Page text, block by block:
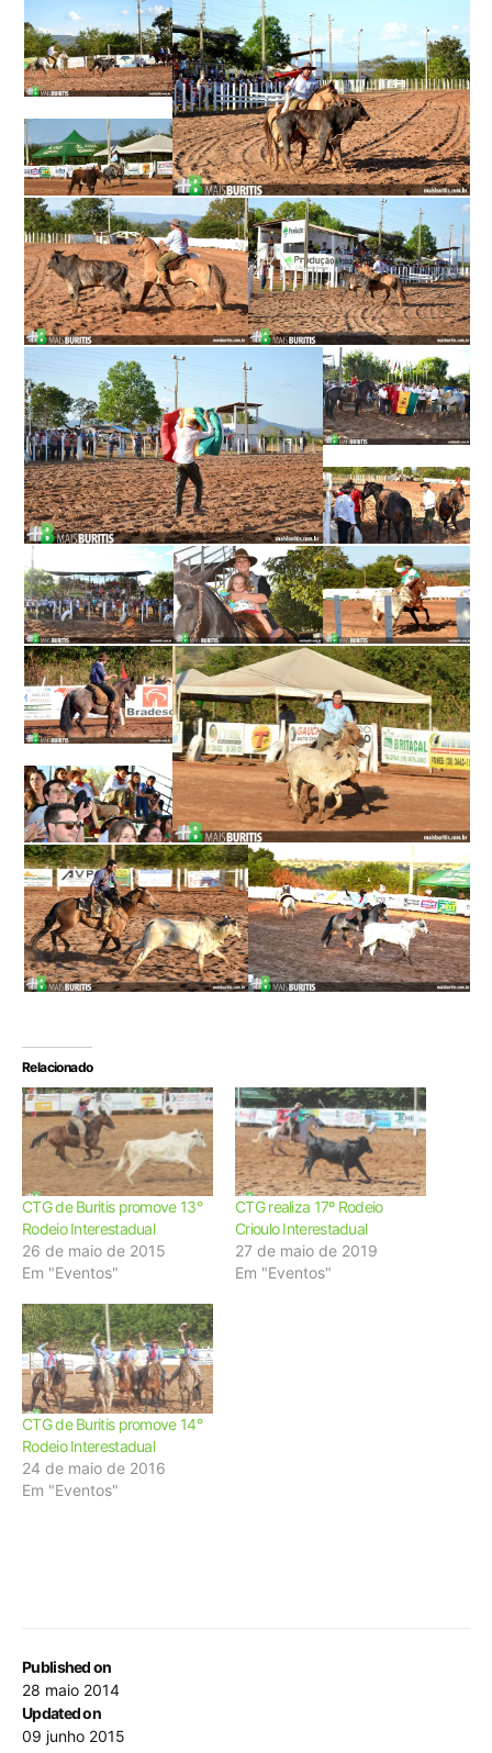
Published on
28 maio 2014
Updated on
09 junho 2015
Relacionado
CTG de Buritis promove 13°
Rodeio Interestadual
26 de maio de 2015
Em "Eventos"
CTG realiza 17º Rodeio
Crioulo Interestadual
27 de maio de 2019
Em "Eventos"
CTG de Buritis promove 14°
Rodeio Interestadual
24 de maio de 2016
Em "Eventos"